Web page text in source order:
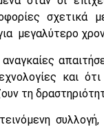
σχετικά
μεγαλύτερο
και
τη